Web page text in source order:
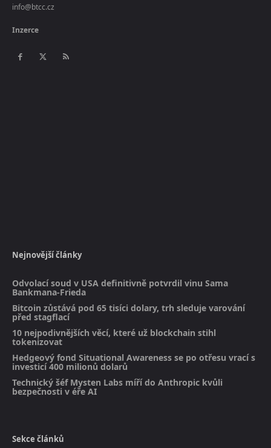
info@btcc.cz
Inzerce
Nejnovější články
Odvolací soud v USA definitivně potvrdil vinu Sama
Bankmana-Frieda
Bitcoin zůstává pod 65 tisíci dolary, trh sleduje varování
před stagflací
10 nejpodivnějších věcí, které už blockchain stihl
tokenizovat
Hedgeový fond Situational Awareness se po otřesu vrací s
investicí 400 milionů dolarů
Technický šéf Mysten Labs míří do Anthropic kvůli
bezpečnosti v éře AI
Sekce článků